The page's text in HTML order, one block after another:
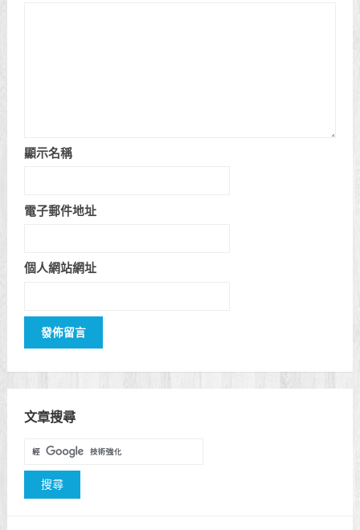
顯示名稱
電子郵件地址
個人網站網址
文章搜尋